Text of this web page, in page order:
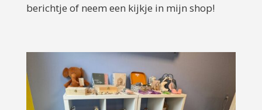
berichtje of neem een kijkje in mijn shop!